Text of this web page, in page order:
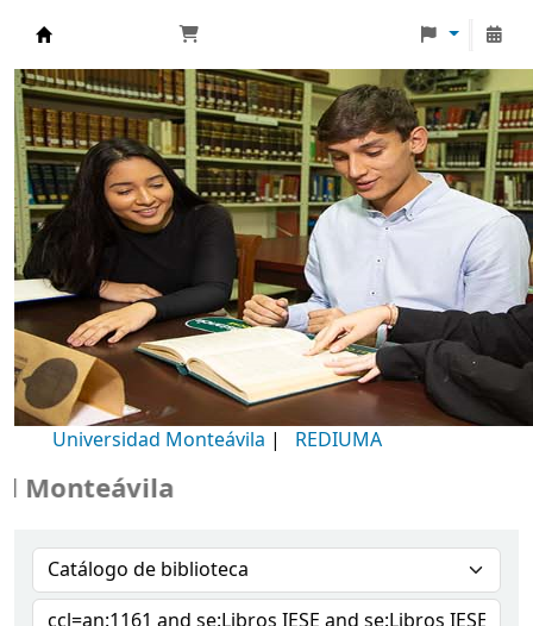
Biblioteca Universidad Monteávila
Universidad Monteávila | REDIUMA